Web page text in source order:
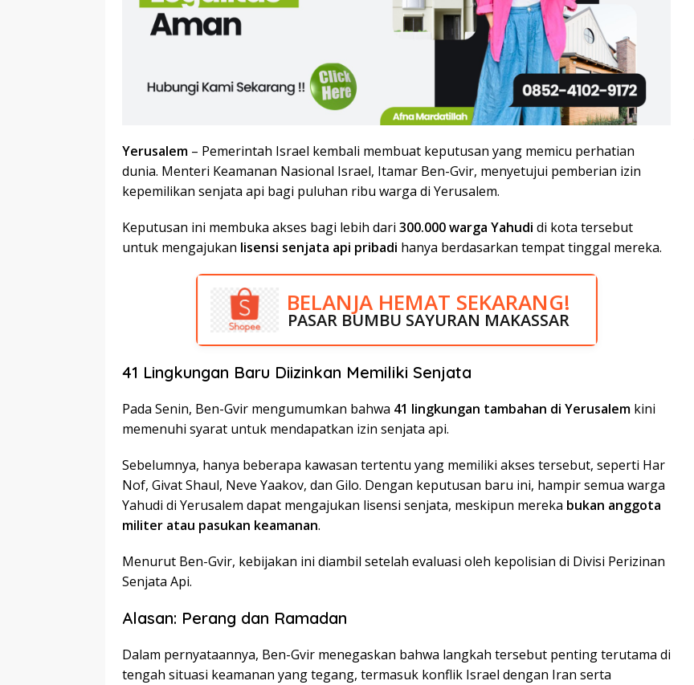
Yerusalem – Pemerintah Israel kembali membuat keputusan yang memicu perhatian
dunia. Menteri Keamanan Nasional Israel, Itamar Ben-Gvir, menyetujui pemberian izin
kepemilikan senjata api bagi puluhan ribu warga di Yerusalem.
Keputusan ini membuka akses bagi lebih dari 300.000 warga Yahudi di kota tersebut
untuk mengajukan lisensi senjata api pribadi hanya berdasarkan tempat tinggal mereka.
DISKON BESAR SEKARANG!
RUMAH LISTRIK MAKASSAR
BELANJA HEMAT SEKARANG!
PASAR BUMBU SAYURAN MAKASSAR
41 Lingkungan Baru Diizinkan Memiliki Senjata
Pada Senin, Ben-Gvir mengumumkan bahwa 41 lingkungan tambahan di Yerusalem kini
memenuhi syarat untuk mendapatkan izin senjata api.
Sebelumnya, hanya beberapa kawasan tertentu yang memiliki akses tersebut, seperti Har
Nof, Givat Shaul, Neve Yaakov, dan Gilo. Dengan keputusan baru ini, hampir semua warga
Yahudi di Yerusalem dapat mengajukan lisensi senjata, meskipun mereka bukan anggota
militer atau pasukan keamanan.
Menurut Ben-Gvir, kebijakan ini diambil setelah evaluasi oleh kepolisian di Divisi Perizinan
Senjata Api.
Alasan: Perang dan Ramadan
Dalam pernyataannya, Ben-Gvir menegaskan bahwa langkah tersebut penting terutama di
tengah situasi keamanan yang tegang, termasuk konflik Israel dengan Iran serta